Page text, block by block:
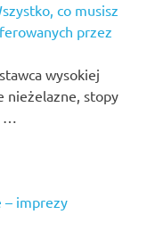
co musisz
przez
wysokiej
nieżelazne, stopy
…
– imprezy